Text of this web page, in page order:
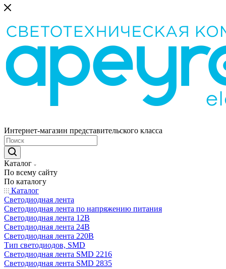
Интернет-магазин представительского класса
Каталог
По всему сайту
По каталогу
Каталог
Светодиодная лента
Светодиодная лента по напряжению питания
Светодиодная лента 12В
Светодиодная лента 24В
Светодиодная лента 220В
Тип светодиодов, SMD
Cветодиодная лента SMD 2216
Светодиодная лента SMD 2835